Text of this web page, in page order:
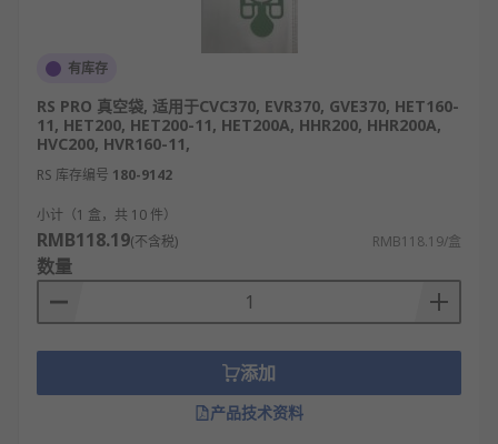
染；连接类配件传导负压与灰尘，延长清洁范围、调
整清洁角度；辅助类配件则通过固定、收纳等功能，
保障清洁过程顺畅，所有配件协同作用，让吸尘器适
配不同场景、不同污渍的清洁需求。
吸尘器配件的特点
应匹配，部分通用配件可跨品牌使用，更换便
捷。
功能针对性强：每类配件对应特定清洁需求，
如除螨吸头针对床品除螨，缝隙吸头针对狭小
材质耐用：多采用高强度塑料、金属、纤维等
材质，耐磨、抗冲击，能承受负压与日常磨
有库存
RS PRO 真空袋, 适用于CVC370, EVR370, GVE370, HET160-
11, HET200, HET200-11, HET200A, HHR200, HHR200A,
HVC200, HVR160-11,
RS 库存编号 180-9142
小计（1 盒，共 10 件）
RMB118.19(不含税) RMB118.19/盒
数量
添加
产品技术资料